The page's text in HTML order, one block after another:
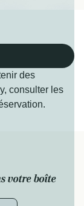
des
consulter les
votre boîte